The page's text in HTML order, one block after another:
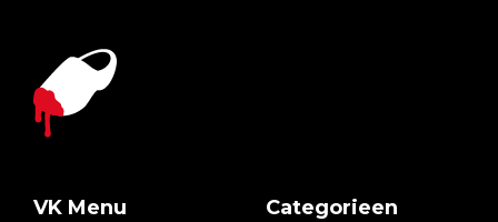
VK Menu Categorieen